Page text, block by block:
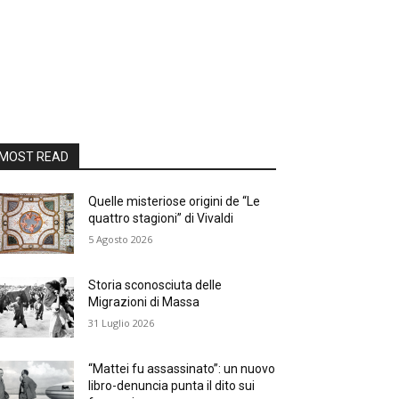
READ
Quelle misteriose origini de “Le
quattro stagioni” di Vivaldi
5 Agosto 2026
Storia sconosciuta delle
Migrazioni di Massa
31 Luglio 2026
“Mattei fu assassinato”: un nuovo
libro-denuncia punta il dito sui